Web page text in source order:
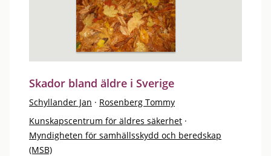
Skador bland äldre i Sverige
Schyllander Jan · Rosenberg Tommy
Kunskapscentrum för äldres säkerhet ·
Myndigheten för samhällsskydd och beredskap
(MSB)